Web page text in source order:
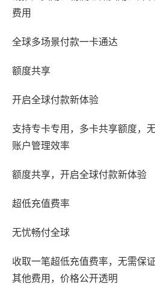
费用
全球多场景付款一卡通达
额度共享
开启全球付款新体验
支持专卡专用，多卡共享额度，
账户管理效率
额度共享，开启全球付款新体验
超低充值费率
无忧畅付全球
收取一笔超低充值费率，无需保
其他费用，价格公开透明